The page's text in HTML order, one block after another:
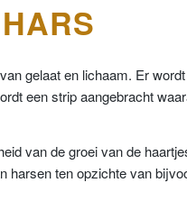
gelaat en lichaam. Er
een strip aangebracht
van de groei van de
harsen ten opzichte van